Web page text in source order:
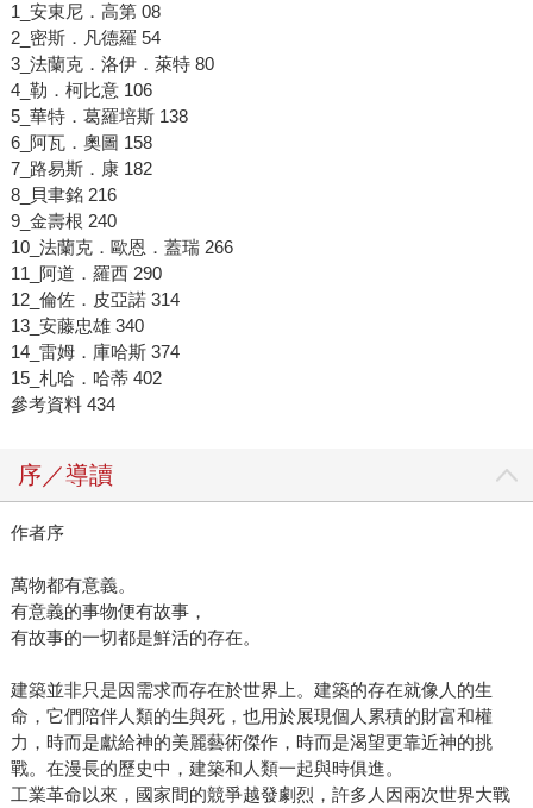
1_安東尼．高第 08
2_密斯．凡德羅 54
3_法蘭克．洛伊．萊特 80
4_勒．柯比意 106
5_華特．葛羅培斯 138
6_阿瓦．奧圖 158
7_路易斯．康 182
8_貝聿銘 216
9_金壽根 240
10_法蘭克．歐恩．蓋瑞 266
11_阿道．羅西 290
12_倫佐．皮亞諾 314
13_安藤忠雄 340
14_雷姆．庫哈斯 374
15_札哈．哈蒂 402
參考資料 434
序／導讀
作者序
萬物都有意義。
有意義的事物便有故事，
有故事的一切都是鮮活的存在。
建築並非只是因需求而存在於世界上。建築的存在就像人的生
命，它們陪伴人類的生與死，也用於展現個人累積的財富和權
力，時而是獻給神的美麗藝術傑作，時而是渴望更靠近神的挑
戰。在漫長的歷史中，建築和人類一起與時俱進。
工業革命以來，國家間的競爭越發劇烈，許多人因兩次世界大戰